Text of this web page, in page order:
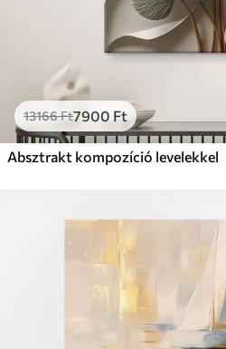
13166Ft7900 Ft
Absztrakt kompozíció levelekkel